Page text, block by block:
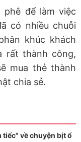
phê để làm việc
có nhiều chuỗi
khúc khách
rất thành công,
mua thẻ thành
chia sẻ.
tiếc" về chuyện bịt ổ